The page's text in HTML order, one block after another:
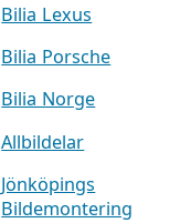
Bilia Lexus
Bilia Porsche
Bilia Norge
Allbildelar
Jönköpings
Bildemontering